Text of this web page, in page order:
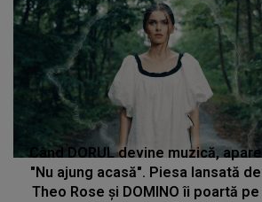
Când DORUL devine muzică, apare
"Nu ajung acasă". Piesa lansată de
Theo Rose și DOMINO îi poartă pe